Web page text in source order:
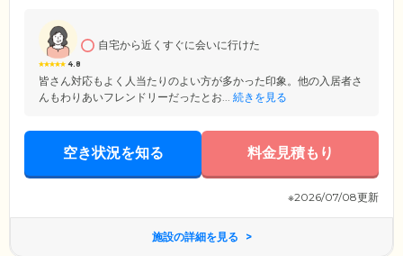
4.8
自宅から近くすぐに会いに行けた
皆さん対応もよく人当たりのよい方が多かった印象。他の入居者さ
んもわりあいフレンドリーだったとお... 続きを見る
空き状況を知る 料金見積もり
※2026/07/08更新
施設の詳細を見る